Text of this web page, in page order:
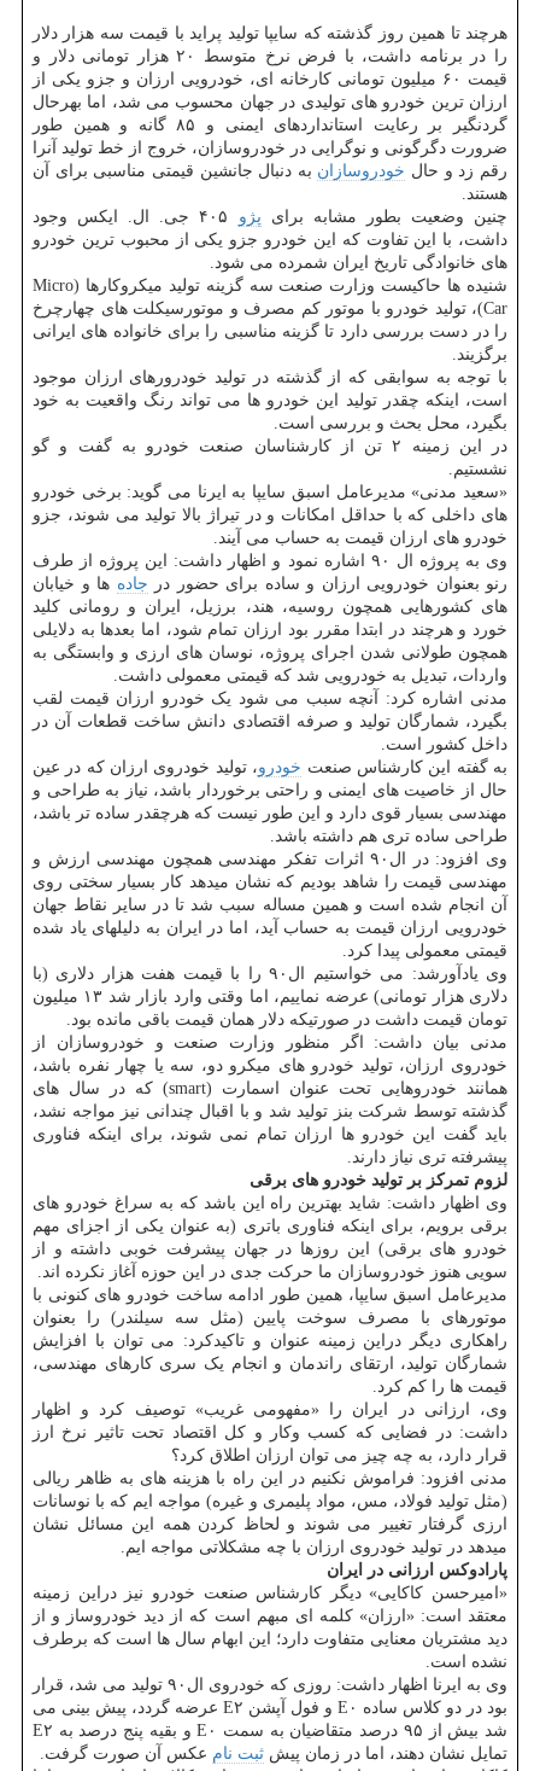
هرچند تا همین روز گذشته که سایپا تولید پراید با قیمت سه هزار دلار
را در برنامه داشت، با فرض نرخ متوسط ۲۰ هزار تومانی دلار و
قیمت ۶۰ میلیون تومانی کارخانه ای، خودرویی ارزان و جزو یکی از
ارزان ترین خودرو های تولیدی در جهان محسوب می شد، اما بهرحال
گردنگیر بر رعایت استانداردهای ایمنی و ۸۵ گانه و همین طور
ضرورت دگرگونی و نوگرایی در خودروسازان، خروج از خط تولید آنرا
رقم زد و حال خودروسازان به دنبال جانشین قیمتی مناسبی برای آن
هستند.
چنین وضعیت بطور مشابه برای پژو
۴۰۵ جی. ال. ایکس وجود
داشت، با این تفاوت که این خودرو جزو یکی از محبوب ترین خودرو
های خانوادگی تاریخ ایران شمرده می شود.
شنیده ها حاکیست وزارت صنعت سه گزینه تولید میکروکارها (Micro
Car)، تولید خودرو با موتور کم مصرف و موتورسیکلت های چهارچرخ
را در دست بررسی دارد تا گزینه مناسبی را برای خانواده های ایرانی
برگزیند.
با توجه به سوابقی که از گذشته در تولید خودرورهای ارزان موجود
است، اینکه چقدر تولید این خودرو ها می تواند رنگ واقعیت به خود
بگیرد، محل بحث و بررسی است.
در این زمینه ۲ تن از کارشناسان صنعت خودرو به گفت و گو
نشستیم.
«سعید مدنی» مدیرعامل اسبق سایپا به ایرنا می گوید: برخی خودرو
های داخلی که با حداقل امکانات و در تیراژ بالا تولید می شوند، جزو
خودرو های ارزان قیمت به حساب می آیند.
وی به پروژه ال ۹۰ اشاره نمود و اظهار داشت: این پروژه از طرف
رنو بعنوان خودرویی ارزان و ساده برای حضور در جاده ها و خیابان
های کشورهایی همچون روسیه، هند، برزیل، ایران و رومانی کلید
خورد و هرچند در ابتدا مقرر بود ارزان تمام شود، اما بعدها به دلایلی
همچون طولانی شدن اجرای پروژه، نوسان های ارزی و وابستگی به
واردات، تبدیل به خودرویی شد که قیمتی معمولی داشت.
مدنی اشاره کرد: آنچه سبب می شود یک خودرو ارزان قیمت لقب
بگیرد، شمارگان تولید و صرفه اقتصادی دانش ساخت قطعات آن در
داخل کشور است.
به گفته این کارشناس صنعت خودرو، تولید خودروی ارزان که در عین
حال از خاصیت های ایمنی و راحتی برخوردار باشد، نیاز به طراحی و
مهندسی بسیار قوی دارد و این طور نیست که هرچقدر ساده تر باشد،
طراحی ساده تری هم داشته باشد.
وی افزود: در ال۹۰ اثرات تفکر مهندسی همچون مهندسی ارزش و
مهندسی قیمت را شاهد بودیم که نشان میدهد کار بسیار سختی روی
آن انجام شده است و همین مساله سبب شد تا در سایر نقاط جهان
خودرویی ارزان قیمت به حساب آید، اما در ایران به دلیلهای یاد شده
قیمتی معمولی پیدا کرد.
وی یادآورشد: می خواستیم ال۹۰ را با قیمت هفت هزار دلاری (با
دلاری هزار تومانی) عرضه نماییم، اما وقتی وارد بازار شد ۱۳ میلیون
تومان قیمت داشت در صورتیکه دلار همان قیمت باقی مانده بود.
مدنی بیان داشت: اگر منظور وزارت صنعت و خودروسازان از
خودروی ارزان، تولید خودرو های میکرو دو، سه یا چهار نفره باشد،
همانند خودروهایی تحت عنوان اسمارت (smart) که در سال های
گذشته توسط شرکت بنز تولید شد و با اقبال چندانی نیز مواجه نشد،
باید گفت این خودرو ها ارزان تمام نمی شوند، برای اینکه فناوری
پیشرفته تری نیاز دارند.
لزوم تمرکز بر تولید خودرو های برقی
وی اظهار داشت: شاید بهترین راه این باشد که به سراغ خودرو های
برقی برویم، برای اینکه فناوری باتری (به عنوان یکی از اجزای مهم
خودرو های برقی) این روزها در جهان پیشرفت خوبی داشته و از
سویی هنوز خودروسازان ما حرکت جدی در این حوزه آغاز نکرده اند.
مدیرعامل اسبق سایپا، همین طور ادامه ساخت خودرو های کنونی با
موتورهای با مصرف سوخت پایین (مثل سه سیلندر) را بعنوان
راهکاری دیگر دراین زمینه عنوان و تاکیدکرد: می توان با افزایش
شمارگان تولید، ارتقای راندمان و انجام یک سری کارهای مهندسی،
قیمت ها را کم کرد.
وی، ارزانی در ایران را «مفهومی غریب» توصیف کرد و اظهار
داشت: در فضایی که کسب وکار و کل اقتصاد تحت تاثیر نرخ ارز
قرار دارد، به چه چیز می توان ارزان اطلاق کرد؟
مدنی افزود: فراموش نکنیم در این راه با هزینه های به ظاهر ریالی
(مثل تولید فولاد، مس، مواد پلیمری و غیره) مواجه ایم که با نوسانات
ارزی گرفتار تغییر می شوند و لحاظ کردن همه این مسائل نشان
میدهد در تولید خودروی ارزان با چه مشکلاتی مواجه ایم.
پارادوکس ارزانی در ایران
«امیرحسن کاکایی» دیگر کارشناس صنعت خودرو نیز دراین زمینه
معتقد است: «ارزان» کلمه ای مبهم است که از دید خودروساز و از
دید مشتریان معنایی متفاوت دارد؛ این ابهام سال ها است که برطرف
نشده است.
وی به ایرنا اظهار داشت: روزی که خودروی ال۹۰ تولید می شد، قرار
بود در دو کلاس ساده E۰ و فول آپشن E۲ عرضه گردد، پیش بینی می
شد بیش از ۹۵ درصد متقاضیان به سمت E۰ و بقیه پنج درصد به E۲
تمایل نشان دهند، اما در زمان پیش ثبت نام عکس آن صورت گرفت.